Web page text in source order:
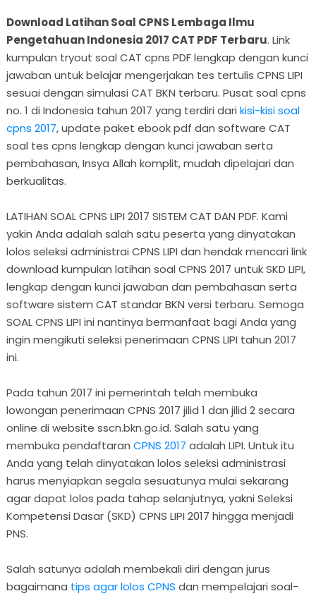
Download Latihan Soal CPNS Lembaga Ilmu
Pengetahuan Indonesia 2017 CAT PDF Terbaru. Link
kumpulan tryout soal CAT cpns PDF lengkap dengan kunci
jawaban untuk belajar mengerjakan tes tertulis CPNS LIPI
sesuai dengan simulasi CAT BKN terbaru. Pusat soal cpns
no. 1 di Indonesia tahun 2017 yang terdiri dari kisi-kisi soal
cpns 2017, update paket ebook pdf dan software CAT
soal tes cpns lengkap dengan kunci jawaban serta
pembahasan, Insya Allah komplit, mudah dipelajari dan
berkualitas.
LATIHAN SOAL CPNS LIPI 2017 SISTEM CAT DAN PDF. Kami
yakin Anda adalah salah satu peserta yang dinyatakan
lolos seleksi administrai CPNS LIPI dan hendak mencari link
download kumpulan latihan soal CPNS 2017 untuk SKD LIPI,
lengkap dengan kunci jawaban dan pembahasan serta
software sistem CAT standar BKN versi terbaru. Semoga
SOAL CPNS LIPI ini nantinya bermanfaat bagi Anda yang
ingin mengikuti seleksi penerimaan CPNS LIPI tahun 2017
ini.
Pada tahun 2017 ini pemerintah telah membuka
lowongan penerimaan CPNS 2017 jilid 1 dan jilid 2 secara
online di website sscn.bkn.go.id. Salah satu yang
membuka pendaftaran CPNS 2017 adalah LIPI. Untuk itu
Anda yang telah dinyatakan lolos seleksi administrasi
harus menyiapkan segala sesuatunya mulai sekarang
agar dapat lolos pada tahap selanjutnya, yakni Seleksi
Kompetensi Dasar (SKD) CPNS LIPI 2017 hingga menjadi
PNS.
Salah satunya adalah membekali diri dengan jurus
bagaimana tips agar lolos CPNS dan mempelajari soal-